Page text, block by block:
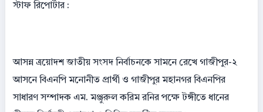
স্টাফ রিপোর্টার :
আসন্ন ত্রয়োদশ জাতীয় সংসদ নির্বাচনকে সামনে রেখে গাজীপুর-২
আসনে বিএনপি মনোনীত প্রার্থী ও গাজীপুর মহানগর বিএনপির
সাধারণ সম্পাদক এম. মঞ্জুরুল করিম রনির পক্ষে টঙ্গীতে ধানের